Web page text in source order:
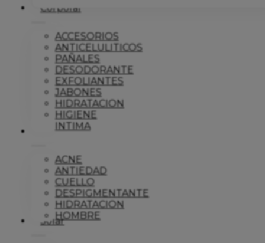
Corporal
ACCESORIOS
ANTICELULITICOS
PAÑALES
DESODORANTE
EXFOLIANTES
JABONES
HIDRATACION
HIGIENE
INTIMA
Dermo
ACNE
ANTIEDAD
CUELLO
DESPIGMENTANTE
HIDRATACION
HOMBRE
Solar